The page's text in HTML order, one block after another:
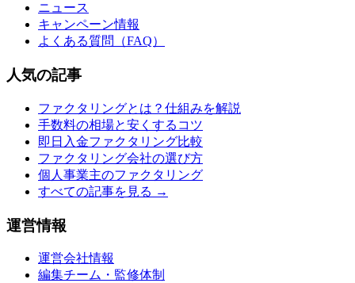
ニュース
キャンペーン情報
よくある質問（FAQ）
人気の記事
ファクタリングとは？仕組みを解説
手数料の相場と安くするコツ
即日入金ファクタリング比較
ファクタリング会社の選び方
個人事業主のファクタリング
すべての記事を見る →
運営情報
運営会社情報
編集チーム・監修体制